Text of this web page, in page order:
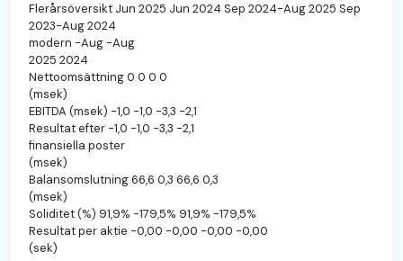
Flerårsöversikt Jun 2025 Jun 2024 Sep 2024-Aug 2025 Sep
2023-Aug 2024
modern -Aug -Aug
2025 2024
Nettoomsättning 0 0 0 0
(msek)
EBITDA (msek) -1,0 -1,0 -3,3 -2,1
Resultat efter -1,0 -1,0 -3,3 -2,1
finansiella poster
(msek)
Balansomslutning 66,6 0,3 66,6 0,3
(msek)
Soliditet (%) 91,9% -179,5% 91,9% -179,5%
Resultat per aktie -0,00 -0,00 -0,00 -0,00
(sek)